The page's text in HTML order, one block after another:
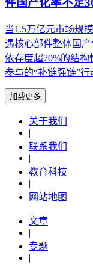
件国产化率不足
当1.5万亿元市场规
遇核心部件整体国
依存度超70%的结
参与的“补链强链”行
加载更多
关于我们
|
联系我们
|
教育科技
|
网站地图
文章
|
专题
|